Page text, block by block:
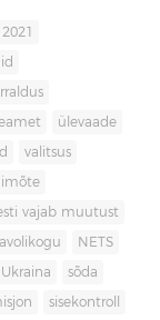
2021
ülevaade
valitsus
vajab muutust
NETS
Ukraina sõda
sisekontroll